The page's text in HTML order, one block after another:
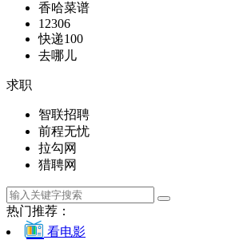
香哈菜谱
12306
快递100
去哪儿
求职
智联招聘
前程无忧
拉勾网
猎聘网
热门推荐：
看电影